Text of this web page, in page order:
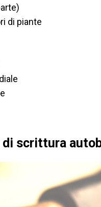
di piante
scrittura